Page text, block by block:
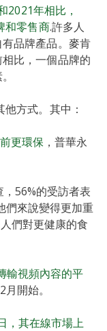
2021年相比，
和零售商.許多人
品牌產品。麥肯
比，一個品牌的
方式。其中：
更環保 ，普華永
56%的受訪者表
們來說變得更加重
們對更健康的食
輸視頻內容的平
開始。
，其在線市場上